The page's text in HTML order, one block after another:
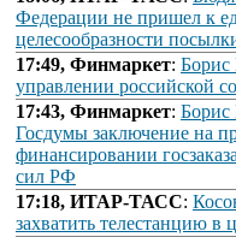
Федерации не пришел к
целесообразности
17:49, Финмаркет: Борис
управлении российской
17:43, Финмаркет: Борис
Госдумы заключение на
финансировании
сил РФ
17:18, ИТАР-ТАСС:
захватить телестанцию